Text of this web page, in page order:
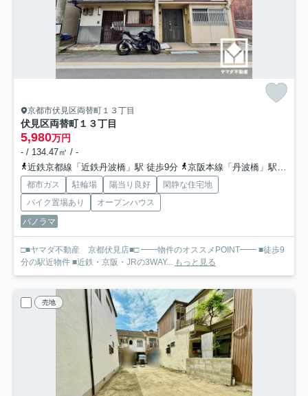
京都市伏見区両替町１３丁目
伏見区両替町１３丁目
5,980万円
- / 134.47㎡ / -
近鉄京都線「近鉄丹波橋」駅 徒歩9分
京阪本線「丹波橋」駅 徒歩6分
都市ガス 駐輪場 陽当り良好
閑静な住宅地
バイク置場あり
オープンハウス
パノラマ
□■ヤマダ不動産 京都伏見店■□ ━━物件のオススメPOINT━━ ■徒歩9
分の駅近物件 ■近鉄・京阪・JRの3WAY...
もっと見る
売地